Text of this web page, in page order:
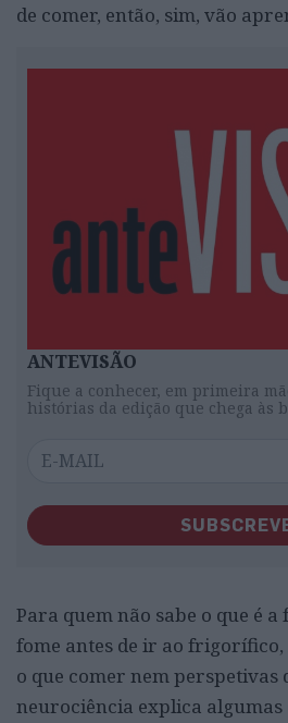
de comer, então, sim, vão
ANTEVISÃO
Fique a conhecer, em primeira
histórias da edição que chega às
Para quem não sabe o que é a
fome antes de ir ao frigorífico,
o que comer nem perspetivas
neurociência explica algumas